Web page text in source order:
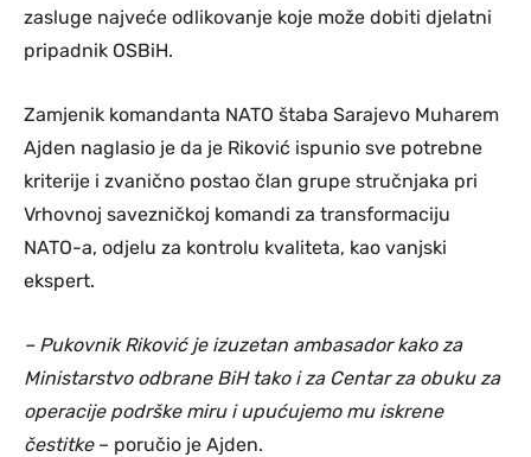
zasluge najveće odlikovanje koje može dobiti djelatni
pripadnik OSBiH.
Zamjenik komandanta NATO štaba Sarajevo Muharem
Ajden naglasio je da je Riković ispunio sve potrebne
kriterije i zvanično postao član grupe stručnjaka pri
Vrhovnoj savezničkoj komandi za transformaciju
NATO-a, odjelu za kontrolu kvaliteta, kao vanjski
ekspert.
– Pukovnik Riković je izuzetan ambasador kako za
Ministarstvo odbrane BiH tako i za Centar za obuku za
operacije podrške miru i upućujemo mu iskrene
čestitke– poručio je Ajden.